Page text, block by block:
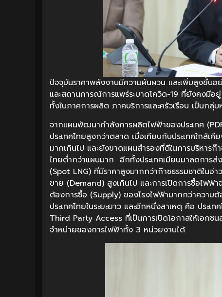
ปัจจุบันราคาพลังงานมีความผันผวน และเพิ่มสูงขึ้น
และสถานการณ์การแพร่ระบาดโควิด-19 ที่ยังคงมีอ
ทั้งในภาคการผลิต ภาคบริการและครัวเรือน เป็นกลุ่
จากแผนพัฒนากำลังการผลิตไฟฟ้าของประเทศ
ประเทศไทยสูงกว่าตลาด เมื่อเทียบกับประเทศใกล้เ
มากเกินไป และยังขาดแผนสำรองที่ดีในการบริหาร
ไทยต่ำกว่าแผนมาก อีกทั้งประเทศเมียนมาลดการ
(Spot LNG) ที่มีราคาสูงมากกว่าก๊าซธรรมชาติในอ่
ขาย (Demand) สูงเกินไป และการเปิดการซื้อไฟฟ้
ต้องการซื้อ (Supply) ของโรงไฟฟ้ามากกว่าความ
ประเทศไทยในระยะยาว และอีกหนึ่งสาเหตุ คือ ประ
Third Party Access ที่เป็นการเปิดโอกาสให้เอกช
จำหน่ายของการไฟฟ้าทั้ง 3 หน่วยงานได้